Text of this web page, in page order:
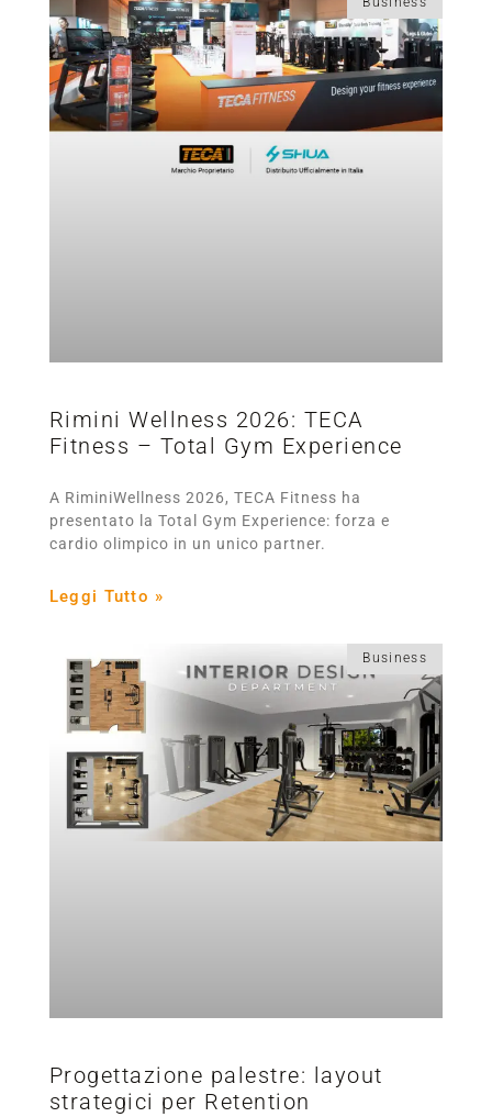
Rimini Wellness 2026: TECA
Fitness – Total Gym Experience
A RiminiWellness 2026, TECA Fitness ha
presentato la Total Gym Experience: forza e
cardio olimpico in un unico partner.
Leggi Tutto »
Business
Progettazione palestre: layout
strategici per Retention